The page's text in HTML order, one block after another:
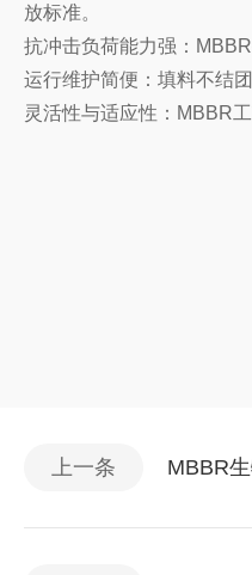
放标准。
抗冲击负荷能力强：
运行维护简便：填料不结
灵活性与适应性：MBBR
上一条 MBBR